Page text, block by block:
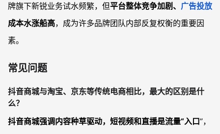
牌旗下新锐业务试水频繁，但平台整体竞争加剧、 广告投放
成本水涨船高，成为许多品牌团队内部反复权衡的重要因
素。
常见问题
抖音商城与淘宝、京东等传统电商相比，最大的区别是什
么？
抖音商城强调内容种草驱动，短视频和直播是流量“入口”，